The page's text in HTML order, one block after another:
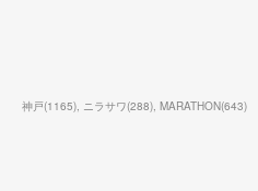
神戸(1165) ニラサワ(288) MARATHON(643)